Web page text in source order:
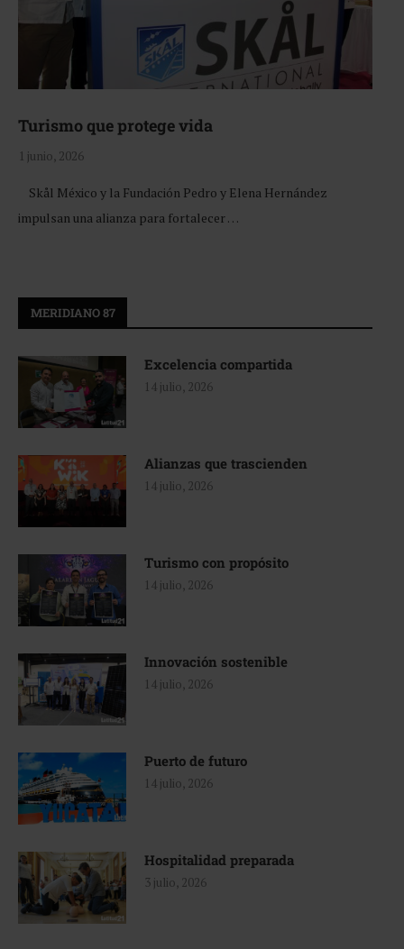
Turismo que protege vida
1 junio, 2026
Skål México y la Fundación Pedro y Elena Hernández
impulsan una alianza para fortalecer …
MERIDIANO 87
Excelencia compartida
14 julio, 2026
Alianzas que trascienden
14 julio, 2026
Turismo con propósito
14 julio, 2026
Innovación sostenible
14 julio, 2026
Puerto de futuro
14 julio, 2026
Hospitalidad preparada
3 julio, 2026